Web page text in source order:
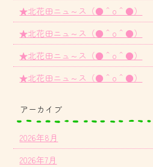
★北花田ニュ～ス（●＾o＾●）
★北花田ニュ～ス（●＾o＾●）
★北花田ニュ～ス（●＾o＾●）
★北花田ニュ～ス（●＾o＾●）
アーカイブ
2026年8月
2026年7月